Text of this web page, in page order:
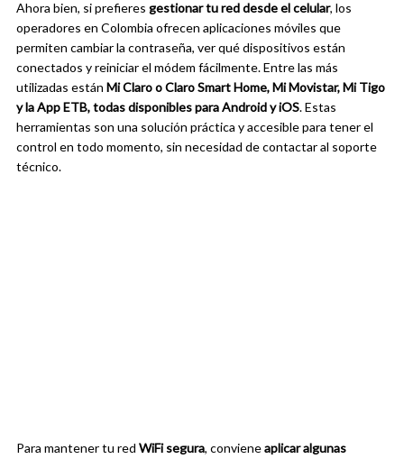
Ahora bien, si prefieres gestionar tu red desde el celular, los
operadores en Colombia ofrecen aplicaciones móviles que
permiten cambiar la contraseña, ver qué dispositivos están
conectados y reiniciar el módem fácilmente. Entre las más
utilizadas están Mi Claro o Claro Smart Home, Mi Movistar, Mi Tigo
y la App ETB, todas disponibles para Android y iOS. Estas
herramientas son una solución práctica y accesible para tener el
control en todo momento, sin necesidad de contactar al soporte
técnico.
Para mantener tu red WiFi segura, convieneaplicar algunas